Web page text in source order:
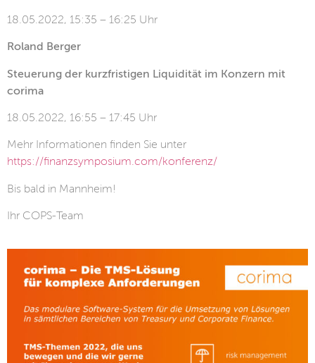
18.05.2022, 15:35 – 16:25 Uhr
Roland Berger
Steuerung der kurzfristigen Liquidität im Konzern mit
corima
18.05.2022, 16:55 – 17:45 Uhr
Mehr Informationen finden Sie unter
https://finanzsymposium.com/konferenz/
Bis bald in Mannheim!
Ihr COPS-Team